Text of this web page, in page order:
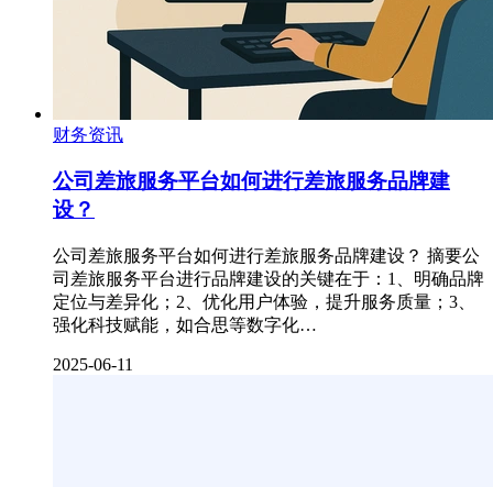
财务资讯
公司差旅服务平台如何进行差旅服务品牌建
设？​
公司差旅服务平台如何进行差旅服务品牌建设？​ 摘要公
司差旅服务平台进行品牌建设的关键在于：1、明确品牌
定位与差异化；2、优化用户体验，提升服务质量；3、
强化科技赋能，如合思等数字化…
2025-06-11